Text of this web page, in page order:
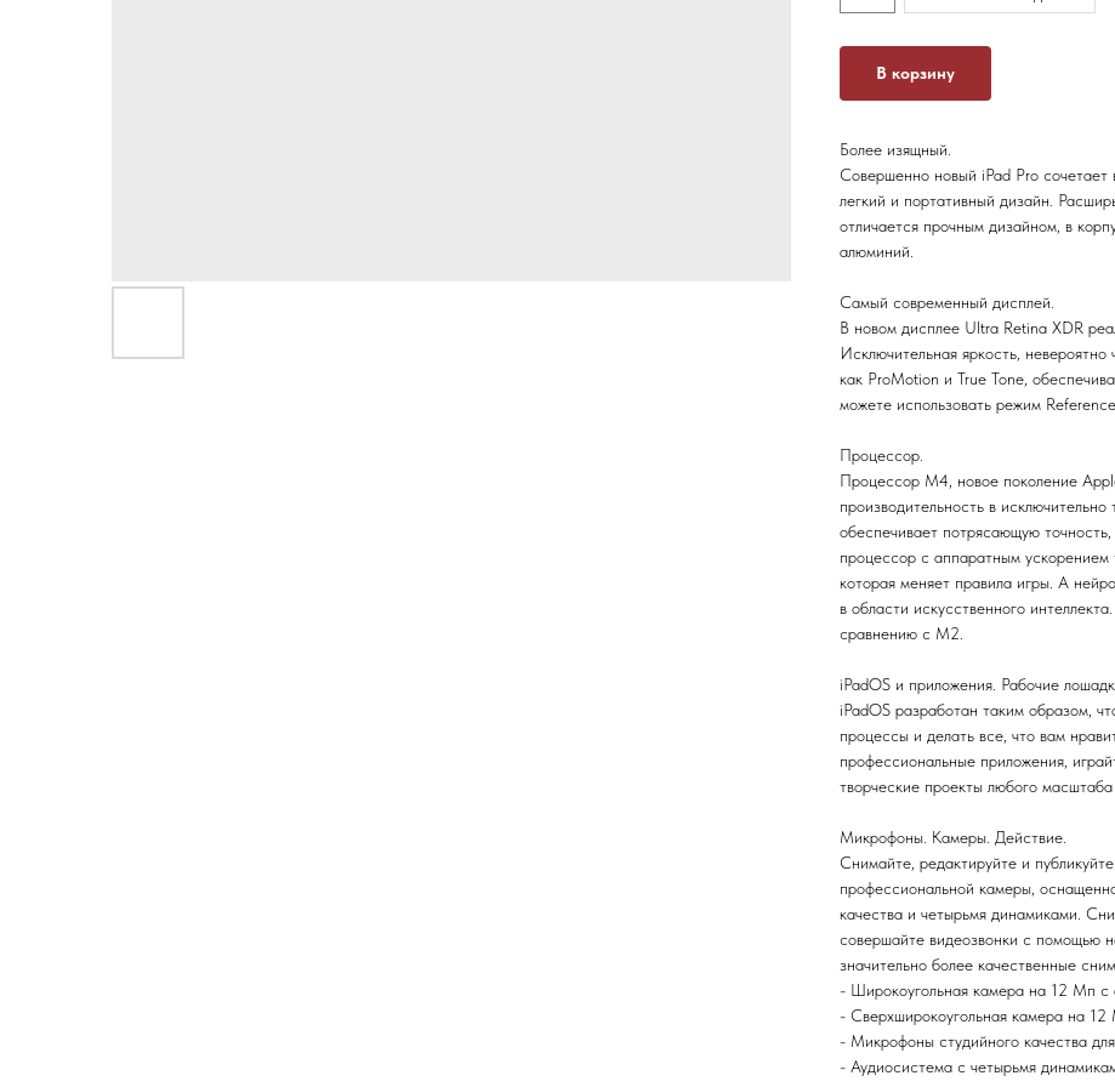
В корзину
Более изящный.
Совершенно новый iPad Pro сочетает
легкий и портативный дизайн.
отличается прочным дизайном, в
алюминий.
Самый современный дисплей.
В новом дисплее Ultra Retina XDR
Исключительная яркость,
как ProMotion и True Tone,
можете использовать режим
Процессор.
Процессор M4, новое поколение
производительность в
обеспечивает потрясающую
процессор с аппаратным ускорением
которая меняет правила игры. А
в области искусственного
сравнению с M2.
iPadOS и приложения. Рабочие
iPadOS разработан таким образом,
процессы и делать все, что вам
профессиональные приложения,
творческие проекты любого
Микрофоны. Камеры. Действие.
Снимайте, редактируйте и
профессиональной камеры,
качества и четырьмя динамиками.
совершайте видеозвонки с помощью
значительно более качественные
- Широкоугольная камера на 12 Мп с
- Сверхширокоугольная камера на
- Микрофоны студийного качества для
- Аудиосистема с четырьмя